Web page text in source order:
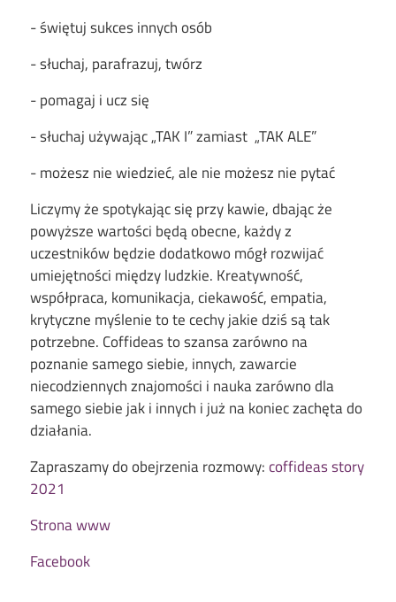
- świętuj sukces innych osób
- słuchaj, parafrazuj, twórz
- pomagaj i ucz się
- słuchaj używając „TAK I” zamiast „TAK ALE”
- możesz nie wiedzieć, ale nie możesz nie pytać
Liczymy że spotykając się przy kawie, dbając że
powyższe wartości będą obecne, każdy z
uczestników będzie dodatkowo mógł rozwijać
umiejętności między ludzkie. Kreatywność,
współpraca, komunikacja, ciekawość, empatia,
krytyczne myślenie to te cechy jakie dziś są tak
potrzebne. Coffideas to szansa zarówno na
poznanie samego siebie, innych, zawarcie
niecodziennych znajomości i nauka zarówno dla
samego siebie jak i innych i już na koniec zachęta do
działania.
Zapraszamy do obejrzenia rozmowy:coffideas story
2021
Strona www
Facebook